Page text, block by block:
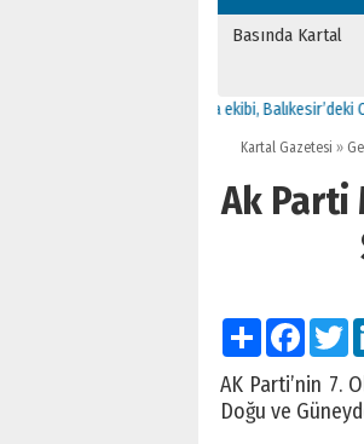
Basında Kartal
Arama Kurtarma ekibi, Balıkesir’deki Orman
Kartal Gazetesi »
Ak Parti
Paylaş
AK Parti’nin 7.
Doğu ve